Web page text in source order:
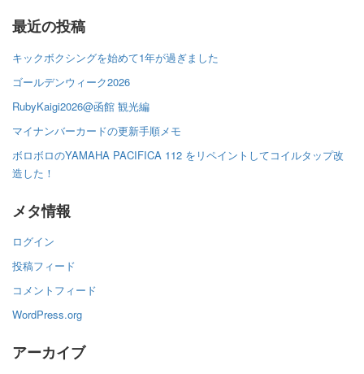
最近の投稿
キックボクシングを始めて1年が過ぎました
ゴールデンウィーク2026
RubyKaigi2026@函館 観光編
マイナンバーカードの更新手順メモ
ボロボロのYAMAHA PACIFICA 112 をリペイントしてコイルタップ改
造した！
メタ情報
ログイン
投稿フィード
コメントフィード
WordPress.org
アーカイブ